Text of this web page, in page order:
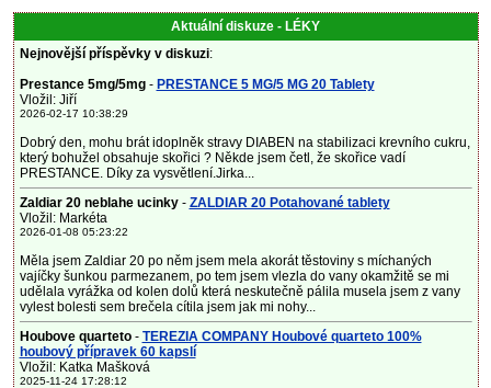
Aktuální diskuze - LÉKY
Nejnovější příspěvky v diskuzi:
Prestance 5mg/5mg- PRESTANCE 5 MG/5 MG 20 Tablety
Vložil: Jiří
2026-02-17 10:38:29
Dobrý den, mohu brát idoplněk stravy DIABEN na stabilizaci krevního cukru,
který bohužel obsahuje skořici ? Někde jsem četl, že skořice vadí
PRESTANCE. Díky za vysvětlení.Jirka...
Zaldiar 20 neblahe ucinky- ZALDIAR 20 Potahované tablety
Vložil: Markéta
2026-01-08 05:23:22
Měla jsem Zaldiar 20 po něm jsem mela akorát těstoviny s míchaných
vajíčky šunkou parmezanem, po tem jsem vlezla do vany okamžitě se mi
udělala vyrážka od kolen dolů která neskutečně pálila musela jsem z vany
vylest bolesti sem brečela cítila jsem jak mi nohy...
Houbove quarteto- TEREZIA COMPANY Houbové quarteto 100%
houbový přípravek 60 kapslí
Vložil: Katka Mašková
2025-11-24 17:28:12